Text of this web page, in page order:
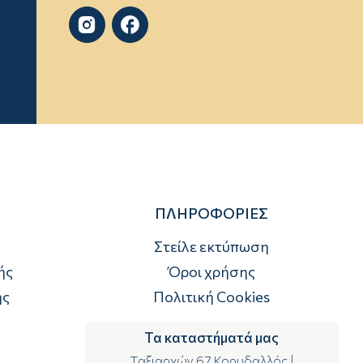
 
ΠΛΗΡΟΦΟΡΙΕΣ
Στείλε εκτύπωση
Όροι χρήσης
Πολιτική Cookies
Τα καταστήματά μας